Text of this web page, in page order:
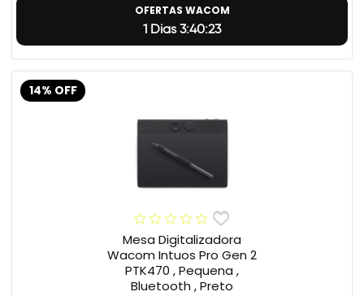
OFERTAS WACOM
1 Dias 3:40:23
14% OFF
Mesa Digitalizadora
Wacom Intuos Pro Gen 2
PTK470 , Pequena ,
Bluetooth , Preto